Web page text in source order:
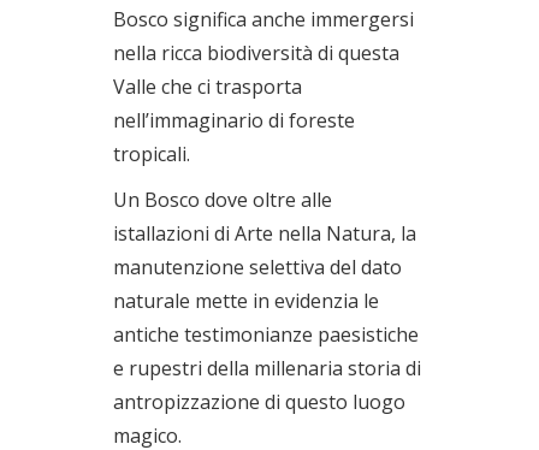
Bosco significa anche immergersi
nella ricca biodiversità di questa
Valle che ci trasporta
nell’immaginario di foreste
tropicali.
Un Bosco dove oltre alle
istallazioni di Arte nella Natura, la
manutenzione selettiva del dato
naturale mette in evidenzia le
antiche testimonianze paesistiche
e rupestri della millenaria storia di
antropizzazione di questo luogo
magico.